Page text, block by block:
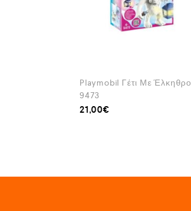
Playmobil Γέτι Με Έλκηθρο
9473
21,00€